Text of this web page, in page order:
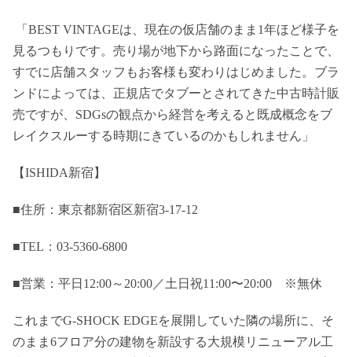
「BEST VINTAGEは、現在の仮店舗のまま1年ほど様子を
見るつもりです。売り場が地下から路面になったことで、
すでに店舗スタッフもお客様も変わりはじめました。ブラ
ンドによっては、正規店でタブーとされてきた中古時計販
売ですが、SDGsの観点から経営を考えると既成概念をブ
レイクスルーする時期にきているのかもしれません」
【ISHIDA新宿】
■住所：東京都新宿区新宿3-17-12
■TEL：03-5360-6800
■営業：平日12:00～20:00／土日祝11:00〜20:00 ※無休
これまでG-SHOCK EDGEを展開していた隣の場所に、そ
のまま6フロア分の建物を新設する大規模リニューアル工